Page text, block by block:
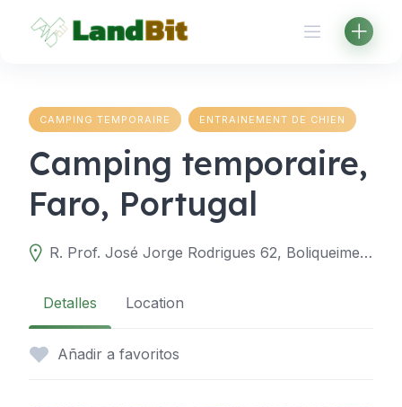
contenu
CAMPING TEMPORAIRE ENTRAINEMENT DE CHIEN
Camping temporaire,
Faro, Portugal
R. Prof. José Jorge Rodrigues 62, Boliqueime, Faro, Portugal
Detalles Location
Añadir a favoritos